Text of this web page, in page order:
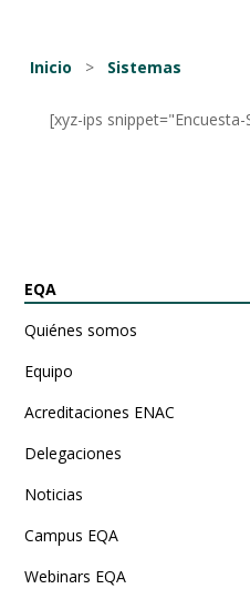
Inicio > Sistemas
[xyz-ips
Quiénes somos
Equipo
Acreditaciones ENAC
Delegaciones
Noticias
Campus EQA
Webinars EQA